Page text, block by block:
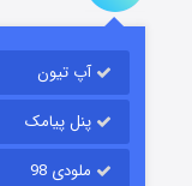
آپ تیون
پنل پیامک
ملودی 98